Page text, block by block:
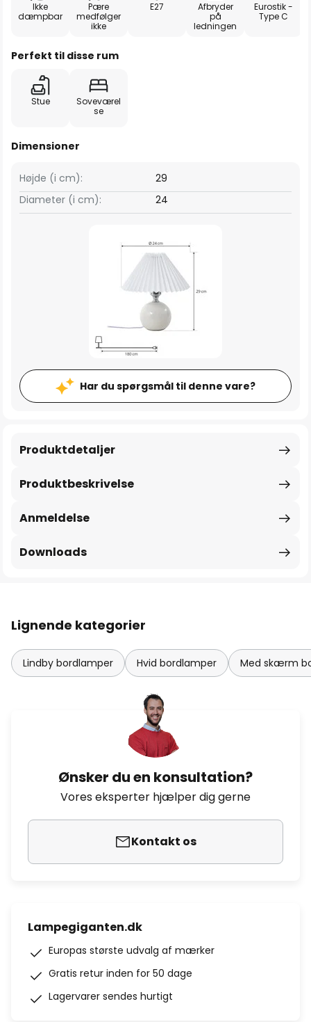
Ikke
dæmpbar
Pære
medfølger
ikke
E27
Afbryder
på
ledningen
Eurostik -
Type C
Perfekt til disse rum
Stue
Soveværel
se
Dimensioner
Højde (i cm):
29
Diameter (i cm):
24
Har du spørgsmål til denne vare?
Produktbeskrivelse
Produktdetaljer
Anmeldelse
Downloads
Lignende kategorier
Lindby bordlamper Hvid bordlamper Med skærm
Ønsker du en konsultation?
Vores eksperter hjælper dig gerne
Kontakt os
Lampegiganten.dk
Europas største udvalg af mærker
Gratis retur inden for 50 dage
Lagervarer sendes hurtigt